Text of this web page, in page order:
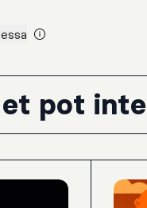
pot